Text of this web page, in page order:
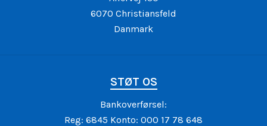
6070 Christiansfeld
Danmark
STØT OS
Bankoverførsel:
Reg: 6845 Konto: 000 17 78 648